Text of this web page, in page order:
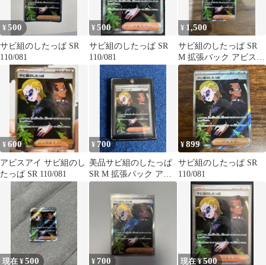
¥500
サビ組のしたっぱ SR
110/081
¥500
サビ組のしたっぱ SR
110/081
¥ 1,500
サビ組のしたっぱ SR
M 拡張パック アビスア
イ キラ 110/081 エラー
¥600
アビスアイ サビ組のし
たっぱ SR 110/081
¥ 700
美品サビ組のしたっぱ
SR M 拡張パック アビ
スアイ
¥899
サビ組のしたっぱ SR
110/081
現在 ¥500 ¥ 700 現在 ¥500